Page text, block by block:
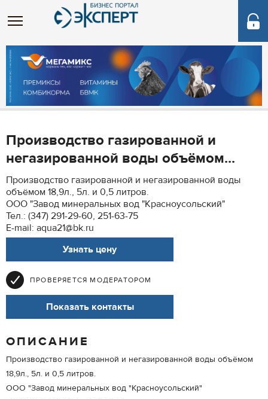
Производство газированной и
негазированной воды объёмом...
Производство газированной и негазированной воды
объёмом 18,9л., 5л. и 0,5 литров.
ООО "Завод минеральных вод "Красноусольский"
Тел.: (347) 291-29-60, 251-63-75
E-mail: aqua21@bk.ru
Узнать цену
ПРОВЕРЯЕТСЯ МОДЕРАТОРОМ
Показать контакты
ОПИСАНИЕ
Производство газированной и негазированной воды объёмом
18,9л., 5л. и 0,5 литров.
ООО "Завод минеральных вод "Красноусольский"